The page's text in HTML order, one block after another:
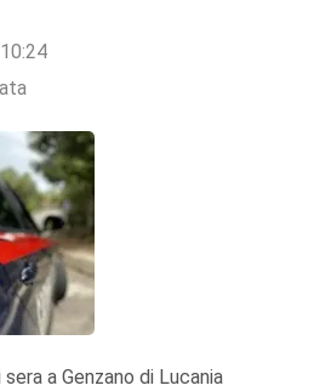
10:24
a Genzano di Lucania